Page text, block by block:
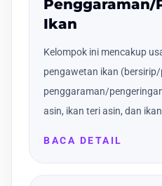
Penggaraman/
Ikan
Kelompok ini mencakup
pengawetan ikan
penggaraman/
asin, ikan teri asin, dan
BACA DETAIL